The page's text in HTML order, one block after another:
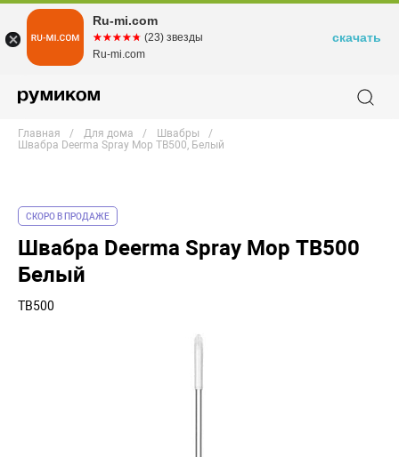
Главная Для дома
Швабры
Швабра Deerma Spray Mop TB500, Белый
СКОРО В ПРОДАЖЕ
Швабра Deerma Spray Mop TB500
Белый
TB500
Ru-mi.com
☆☆☆☆☆
★★★★★ (23) звезды
Ru-mi.com
скачать